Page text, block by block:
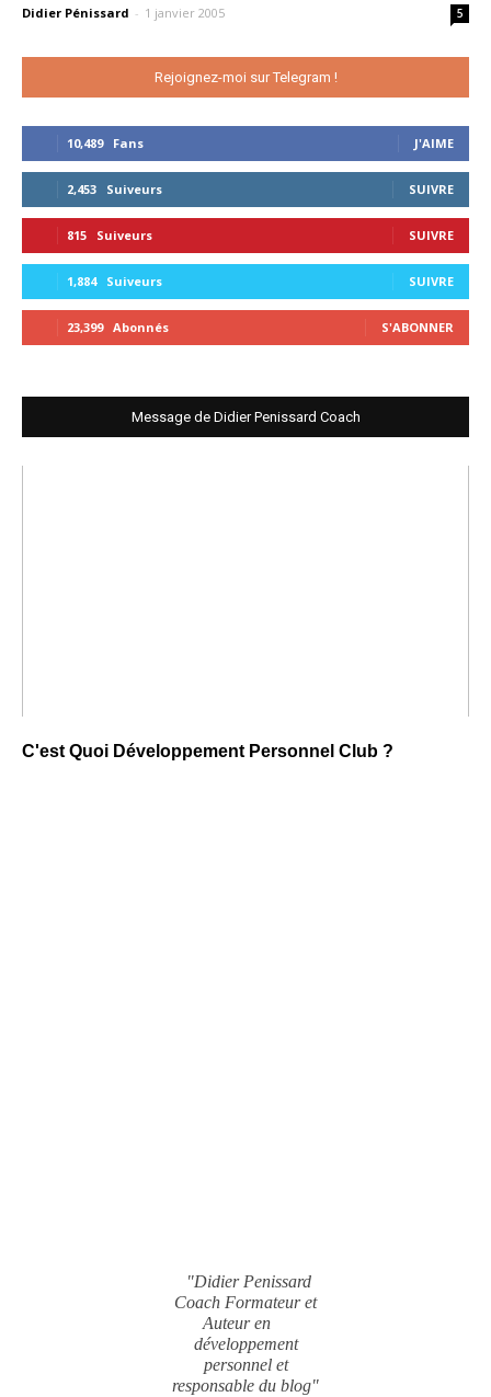
Didier Pénissard - 1 janvier 2005 5
Rejoignez-moi sur Telegram !
10,489 Fans J'AIME
2,453 Suiveurs SUIVRE
815 Suiveurs SUIVRE
1,884 Suiveurs SUIVRE
23,399 Abonnés S'ABONNER
Message de Didier Penissard Coach
C'est Quoi Développement Personnel Club ?
"Didier Penissard
Coach Formateur et
Auteur en
développement
personnel et
responsable du blog"